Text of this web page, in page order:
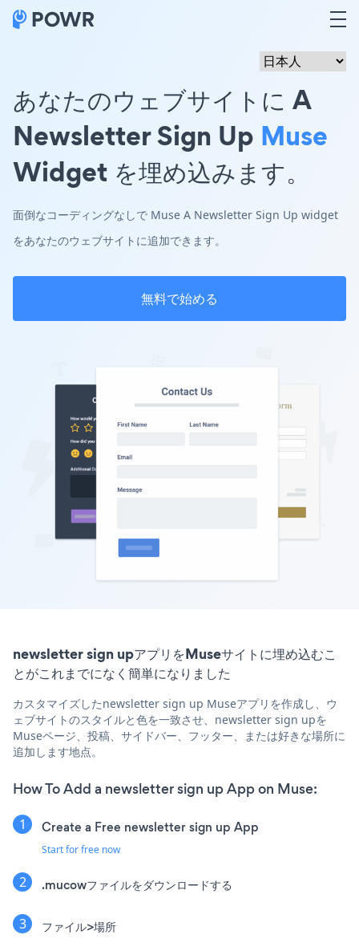
あなたのウェブサイトに A
Newsletter Sign Up Muse
Widget を埋め込みます。
面倒なコーディングなしで Muse A Newsletter Sign Up widget
をあなたのウェブサイトに追加できます。
無料で始める
newsletter sign upアプリをMuseサイトに埋め込むこ
とがこれまでになく簡単になりました
カスタマイズしたnewsletter sign up Museアプリを作成し、ウ
ェブサイトのスタイルと色を一致させ、newsletter sign upを
Museページ、投稿、サイドバー、フッター、または好きな場所に
追加します地点。
How To Add a newsletter sign up App on Muse:
Create a Free newsletter sign up App
Start for free now
.mucowファイルをダウンロードする
ファイル>場所